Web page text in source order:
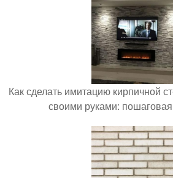
Как сделать имитацию кирпичной
своими руками: пошаговая